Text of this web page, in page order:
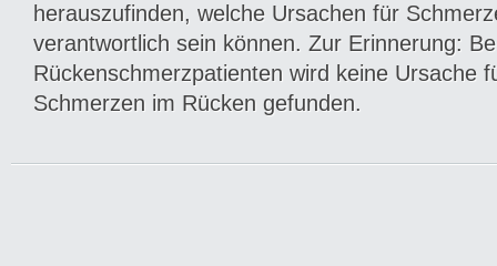
herauszufinden, welche Ursachen für
verantwortlich sein können. Zur Erinnerung:
Rückenschmerzpatienten wird keine Ursache
Schmerzen im Rücken gefunden.